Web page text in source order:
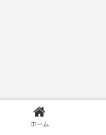
ホーム